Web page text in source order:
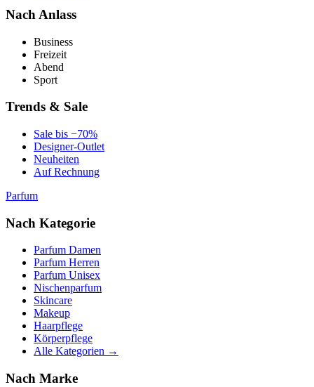
Nach Anlass
Business
Freizeit
Abend
Sport
Trends & Sale
Sale bis −70%
Designer-Outlet
Neuheiten
Auf Rechnung
Parfum
Nach Kategorie
Parfum Damen
Parfum Herren
Parfum Unisex
Nischenparfum
Skincare
Makeup
Haarpflege
Körperpflege
Alle Kategorien →
Nach Marke